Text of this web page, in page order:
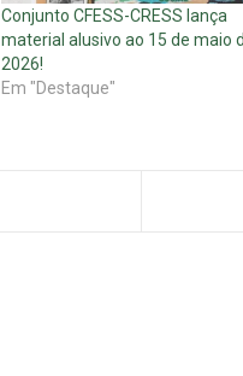
Conjunto CFESS-CRESS lança
material alusivo ao 15 de maio
2026!
Em "Destaque"